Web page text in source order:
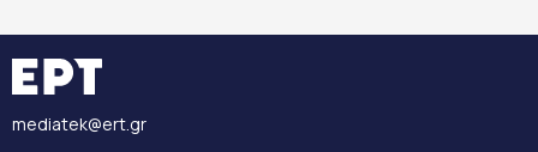
mediatek@ert.gr